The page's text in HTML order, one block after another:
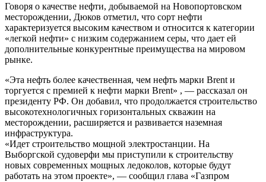
Говоря о качестве нефти, добываемой на Новопортовском
месторождении, Дюков отметил, что сорт нефти
характеризуется высоким качеством и относится к категории
«легкой нефти» с низким содержанием серы, что дает ей
дополнительные конкурентные преимущества на мировом
рынке.
«Эта нефть более качественная, чем нефть марки Brent и
торгуется с премией к нефти марки Brent» , — рассказал он
президенту РФ. Он добавил, что продолжается строительство
высокотехнологичных горизонтальных скважин на
месторождении, расширяется и развивается наземная
инфраструктура.
«Идет строительство мощной электростанции. На
Выборгской судоверфи мы приступили к строительству
новых современных мощных ледоколов, которые будут
работать на этом проекте», — сообщил глава «Газпром